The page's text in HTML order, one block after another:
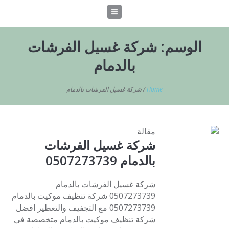
الوسم:شركة غسيل الفرشات
بالدمام
Home
/شركة غسيل الفرشات بالدمام
مقالة
شركة غسيل الفرشات
بالدمام 0507273739
شركة غسيل الفرشات بالدمام
0507273739 شركة تنظيف موكيت بالدمام
0507273739 مع التجفيف والتعطير افضل
شركة تنظيف موكيت بالدمام متخصصة في